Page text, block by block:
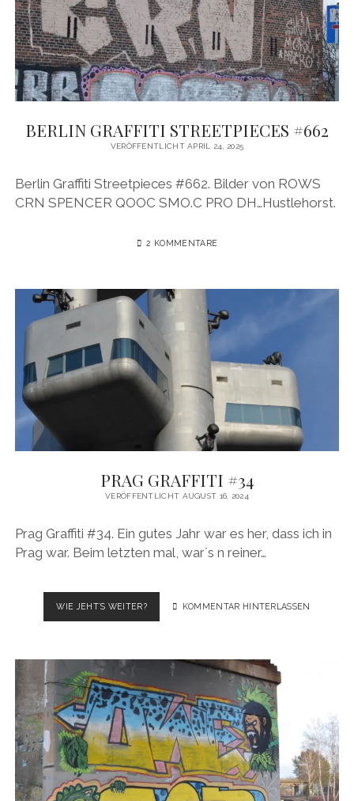
HANNOVER
AMSTERDAM
WANDERTAG Menü
öffnen
WANDERTAG HAMBURG
WANDERTAG LEIPZIG
WANDERTAG ROSTOCK
KOLBERG
BERLIN GRAFFITI STREETPIECES #662
VERÖFFENTLICHT APRIL 24, 2025
Berlin Graffiti Streetpieces #662. Bilder von ROWS
CRN SPENCER QOOC SMO.C PRO DH…Hustlehorst.
2 KOMMENTARE
PRAG GRAFFITI #34
VERÖFFENTLICHT AUGUST 16, 2024
Prag Graffiti #34. Ein gutes Jahr war es her, dass ich in
Prag war. Beim letzten mal, war´s n reiner…
WIE JEHT´S WEITER?PRAG
GRAFFITI
KOMMENTAR HINTERLASSEN